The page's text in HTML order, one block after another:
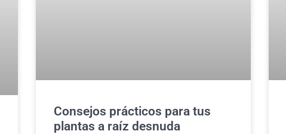
Consejos prácticos para tus
plantas a raíz desnuda